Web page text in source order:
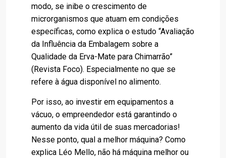
modo, se inibe o crescimento de
microrganismos que atuam em condições
específicas, como explica o estudo “Avaliação
da Influência da Embalagem sobre a
Qualidade da Erva-Mate para Chimarrão”
(Revista Foco). Especialmente no que se
refere à água disponível no alimento.
Por isso, ao investir em equipamentos a
vácuo, o empreendedor está garantindo o
aumento da vida útil de suas mercadorias!
Nesse ponto, qual a melhor máquina? Como
explica Léo Mello, não há máquina melhor ou